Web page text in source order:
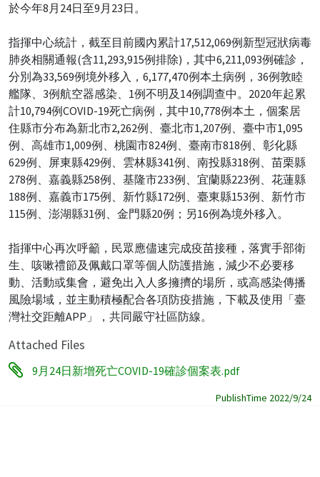
於今年8月24日至9月23日。
指揮中心統計，截至目前國內累計17,512,069例新型冠狀病毒
肺炎相關通報(含11,293,915例排除)，其中6,211,093例確診，
分別為33,569例境外移入，6,177,470例本土病例，36例敦睦
艦隊、3例航空器感染、1例不明及14例調查中。2020年起累
計10,794例COVID-19死亡病例，其中10,778例本土，個案居
住縣市分布為新北市2,262例、臺北市1,207例、臺中市1,095
例、高雄市1,009例、桃園市824例、臺南市818例、彰化縣
629例、屏東縣429例、雲林縣341例、南投縣318例、苗栗縣
278例、嘉義縣258例、基隆市233例、宜蘭縣223例、花蓮縣
188例、嘉義市175例、新竹縣172例、臺東縣153例、新竹市
115例、澎湖縣31例、金門縣20例；另16例為境外移入。
指揮中心再次呼籲，民眾應儘速完成疫苗接種，落實手部衛
生、咳嗽禮節及佩戴口罩等個人防護措施，減少不必要移
動、活動或集會，避免出入人多擁擠的場所，或高感染傳播
風險場域，並主動積極配合各項防疫措施，下載及使用「臺
灣社交距離APP」，共同嚴守社區防線。
Attached Files
9月24日新增死亡COVID-19確診個案表.pdf
PublishTime 2022/9/24